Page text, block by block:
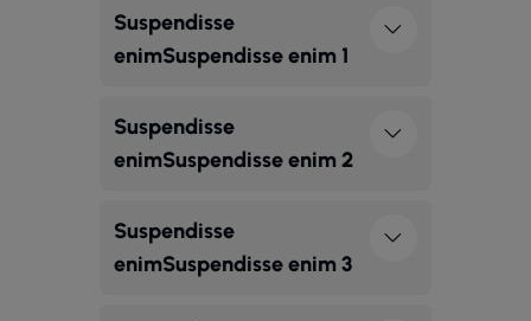
Suspendisse
enimSuspendisse enim 1
Suspendisse
enimSuspendisse enim 2
Suspendisse
enimSuspendisse enim 3